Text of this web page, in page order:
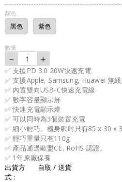
顏色
黑色 紫色
數量
－ 1 ＋
✅ 支援PD 3.0 20W快速充電
✅ 支援Apple, Samsung, Huawei 無
✅ 內置雙向USB-C快速充電線
✅ 數字容量顯示屏
✅ 快速充電顯示燈
✅ 可以同時為3個裝置充電
✅ 細小輕巧。機身呎吋只有85 x 30 x
✅ 輕巧重量只有110g
✅ 產品通過歐盟CE, RoHS 認證。
✅ 1年原廠保養
出貨方
式 :
自取 / 送貨